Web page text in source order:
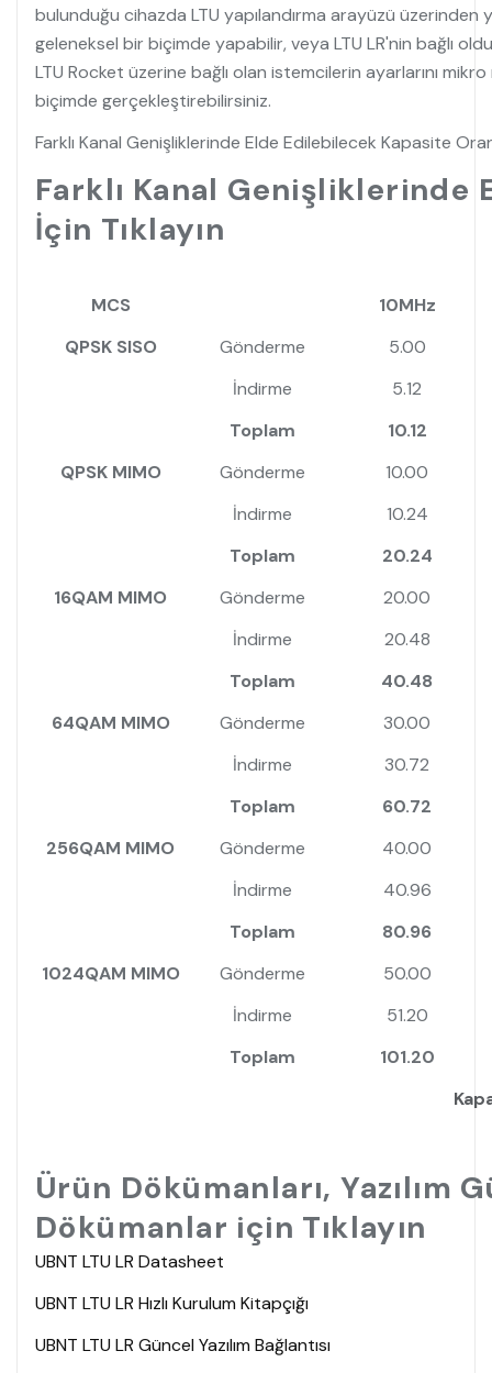
bulunduğu cihazda LTU yapılandırma arayüzü
geleneksel bir biçimde yapabilir, veya LTU LR'nin bağlı
LTU Rocket üzerine bağlı olan istemcilerin ayarlarını
biçimde gerçekleştirebilirsiniz.
Farklı Kanal Genişliklerinde Elde Edilebilecek Kapasite
Farklı Kanal Genişliklerinde
İçin Tıklayın
MCS
10MHz
QPSK SISO
Gönderme
5.00
İndirme
5.12
Toplam
10.12
QPSK MIMO
Gönderme
10.00
İndirme
10.24
Toplam
20.24
16QAM MIMO
Gönderme
20.00
İndirme
20.48
Toplam
40.48
64QAM MIMO
Gönderme
30.00
İndirme
30.72
Toplam
60.72
256QAM MIMO
Gönderme
40.00
İndirme
40.96
Toplam
80.96
1024QAM MIMO
Gönderme
50.00
İndirme
51.20
Toplam
101.20
Ürün Dökümanları, Yazılım
Dökümanlar için Tıklayın
UBNT LTU LR Datasheet
UBNT LTU LR Hızlı Kurulum Kitapçığı
UBNT LTU LR Güncel Yazılım Bağlantısı